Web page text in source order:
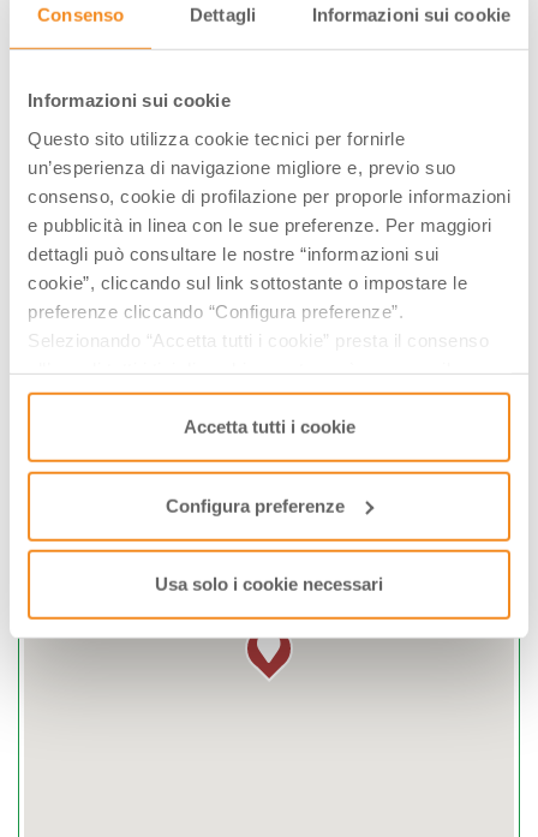
Consenso Dettagli Informazioni sui cookie
Informazioni sui cookie
Questo sito utilizza cookie tecnici per fornirle
un’esperienza di navigazione migliore e, previo suo
consenso, cookie di profilazione per proporle informazioni
e pubblicità in linea con le sue preferenze. Per maggiori
dettagli può consultare le nostre “informazioni sui
cookie”, cliccando sul link sottostante o impostare le
preferenze cliccando “Configura preferenze”.
Selezionando “Accetta tutti i cookie” presta il consenso
consenso cliccando su “Usa solo i cookie necessari” e
saranno attivati i soli cookie tecnici necessari al corretto
funzionamento del sito.
Accetta tutti i cookie
Configura preferenze
Usa solo i cookie necessari
DOVE